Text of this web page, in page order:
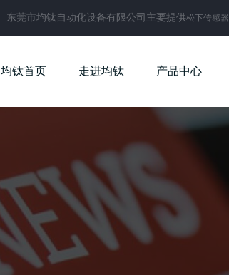
东莞市均钛自动化设备有限公司主要提供松下传感器
均钛首页 走进均钛 产品中心